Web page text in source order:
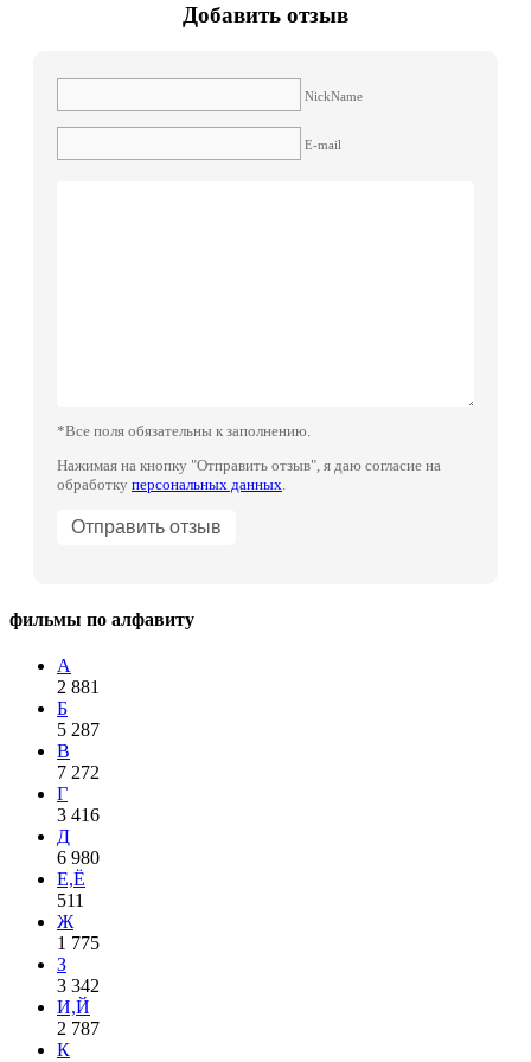
Добавить отзыв
NickName
E-mail
*Все поля обязательны к заполнению.
Нажимая на кнопку "Отправить отзыв", я даю согласие на
обработку персональных данных
фильмы по алфавиту
А
2 881
Б
5 287
В
7 272
Г
3 416
Д
6 980
Е,Ё
511
Ж
1 775
З
3 342
И,Й
2 787
К